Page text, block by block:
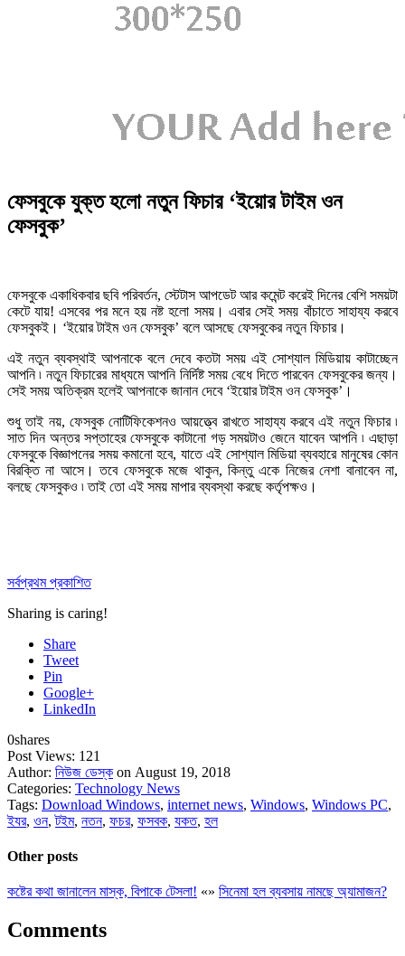
ফেসবুকে যুক্ত হলো নতুন ফিচার ‘ইয়োর টাইম ওন
ফেসবুক’
ফেসবুকে একাধিকবার ছবি পরিবর্তন, স্টেটাস আপডেট আর কমেন্ট করেই দিনের বেশি সময়টা
কেটে যায়! এসবের পর মনে হয় নষ্ট হলো সময়। এবার সেই সময় বাঁচাতে সাহায্য করবে
ফেসবুকই। ‘ইয়োর টাইম ওন ফেসবুক’ বলে আসছে ফেসবুকের নতুন ফিচার।
এই নতুন ব্যবস্থাই আপনাকে বলে দেবে কতটা সময় এই সোশ্যাল মিডিয়ায় কাটাচ্ছেন
আপনি ৷ নতুন ফিচারের মাধ্যমে আপনি নির্দিষ্ট সময় বেধে দিতে পারবেন ফেসবুকের জন্য।
সেই সময় অতিক্রম হলেই আপনাকে জানান দেবে ‘ইয়োর টাইম ওন ফেসবুক’।
শুধু তাই নয়, ফেসবুক নোটিফিকেশনও আয়ত্ত্বে রাখতে সাহায্য করবে এই নতুন ফিচার ৷
সাত দিন অন্তর সপ্তাহের ফেসবুকে কাটানো গড় সময়টাও জেনে যাবেন আপনি ৷ এছাড়া
ফেসবুকে বিজ্ঞাপনের সময় কমানো হবে, যাতে এই সোশ্যাল মিডিয়া ব্যবহারে মানুষের কোন
বিরক্তি না আসে। তবে ফেসবুকে মজে থাকুন, কিন্তু একে নিজের নেশা বানাবেন না,
বলছে ফেসবুকও ৷ তাই তো এই সময় মাপার ব্যবস্থা করছে কর্তৃপক্ষও।
সর্বপ্রথম প্রকাশিত
Sharing is caring!
Share
Tweet
Pin
Google+
LinkedIn
0shares
Post Views: 121
Author: নিউজ ডেস্ক on August 19, 2018
Categories: Technology News
Tags: Download Windows, internet news, Windows, Windows PC,
ইযর, ওন,টইম, নতন, ফচর, ফসবক, যকত, হল
Other posts
কষ্টের কথা জানালেন মাস্ক, বিপাকে টেসলা! «» সিনেমা হল ব্যবসায় নামছে অ্যামাজন?
Comments